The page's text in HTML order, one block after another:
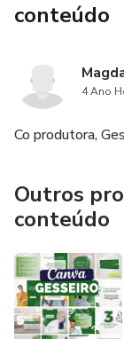
conteúdo
4 Ano
Co produtora,
Outros
conteúdo